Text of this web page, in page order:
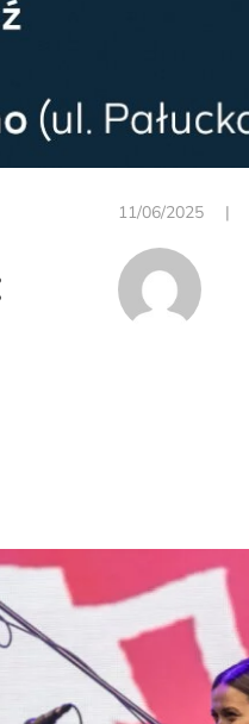
11/06/2025|